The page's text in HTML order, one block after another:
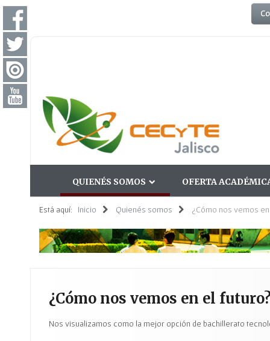
QUIENÉS SOMOS OFERTA
Está aquí: Inicio Quienés somos ¿Cómo nos vemos
¿Cómo nos vemos en el
Nos visualizamos como la mejor opción de bachillerato